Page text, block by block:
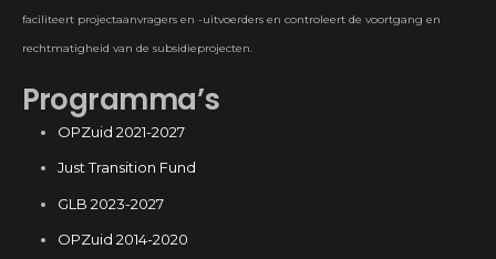
faciliteert projectaanvragers en -uitvoerders en controleert de voortgang en
rechtmatigheid van de subsidieprojecten.
Programma’s
OPZuid 2021-2027
Just Transition Fund
GLB 2023-2027
OPZuid 2014-2020